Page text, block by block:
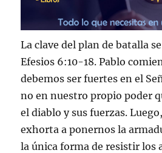
La clave del plan de batalla
Efesios 6:10-18. Pablo
debemos ser fuertes en el
no en nuestro propio poder
el diablo y sus fuerzas.
exhorta a ponernos la
la única forma de resistir los